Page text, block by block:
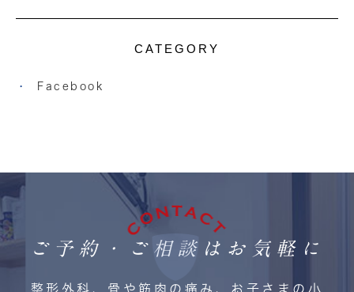
CATEGORY
Facebook
ご予約・ご相談はお気軽に
整形外科、骨や筋肉の痛み、お子さまの小